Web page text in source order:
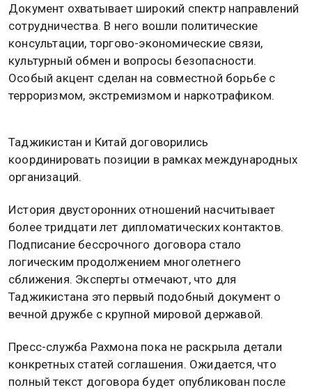
Документ охватывает широкий спектр направлений
сотрудничества. В него вошли политические
консультации, торгово-экономические связи,
культурный обмен и вопросы безопасности.
Особый акцент сделан на совместной борьбе с
терроризмом, экстремизмом и наркотрафиком.
Таджикистан и Китай договорились
координировать позиции в рамках международных
организаций.
История двусторонних отношений насчитывает
более тридцати лет дипломатических контактов.
Подписание бессрочного договора стало
логическим продолжением многолетнего
сближения. Эксперты отмечают, что для
Таджикистана это первый подобный документ о
вечной дружбе с крупной мировой державой.
Пресс-служба Рахмона пока не раскрыла детали
конкретных статей соглашения. Ожидается, что
полный текст договора будет опубликован после